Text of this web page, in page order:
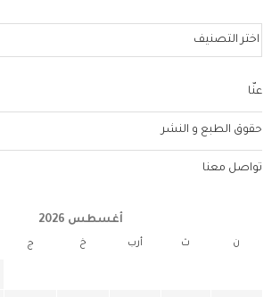
عنّا
حقوق الطبع و النشر
تواصل معنا
أغسطس 2026
ن ث أرب خ ج